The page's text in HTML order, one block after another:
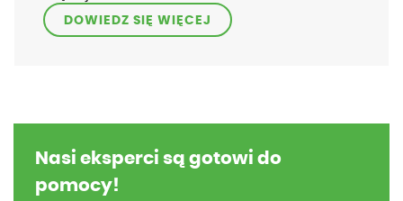
DOWIEDZ SIĘ WIĘCEJ
Nasi eksperci są gotowi do
pomocy!